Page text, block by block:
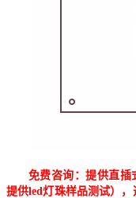
免费咨询：提供直插
提供led灯珠样品测试）